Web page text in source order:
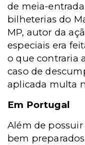
de meia-
bilheterias do
MP, autor da
especiais era
o que contraria
caso de
aplicada multa
Em Portugal
Além de
bem